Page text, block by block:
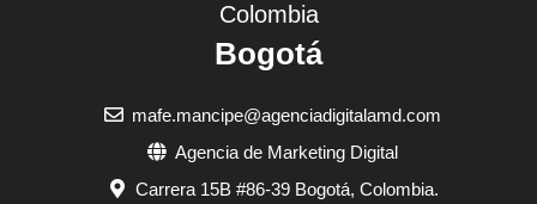
Colombia
Bogotá
mafe.mancipe@agenciadigitalamd.com
Agencia de Marketing Digital
Carrera 15B #86-39 Bogotá, Colombia.